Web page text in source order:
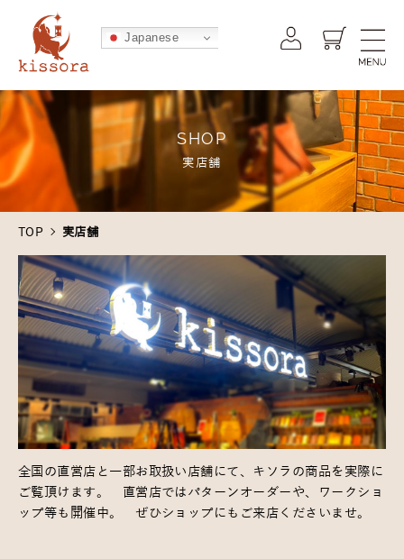
kissora公式オンラインショップ - 日本
SHOP
実店舗
TOP 実店舗
全国の直営店と一部お取扱い店舗にて、キソラの商品を実際に
ご覧頂けます。
直営店ではパターンオーダーや、ワークショ
ップ等も開催中。
ぜひショップにもご来店くださいませ。
Japanese